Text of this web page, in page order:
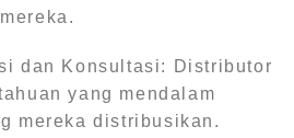
dan Konsultasi: Distributor
yang mendalam
mereka distribusikan.